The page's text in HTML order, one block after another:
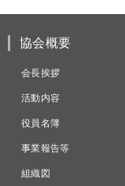
協会概要
会長挨拶
活動内容
役員名簿
事業報告等
組織図